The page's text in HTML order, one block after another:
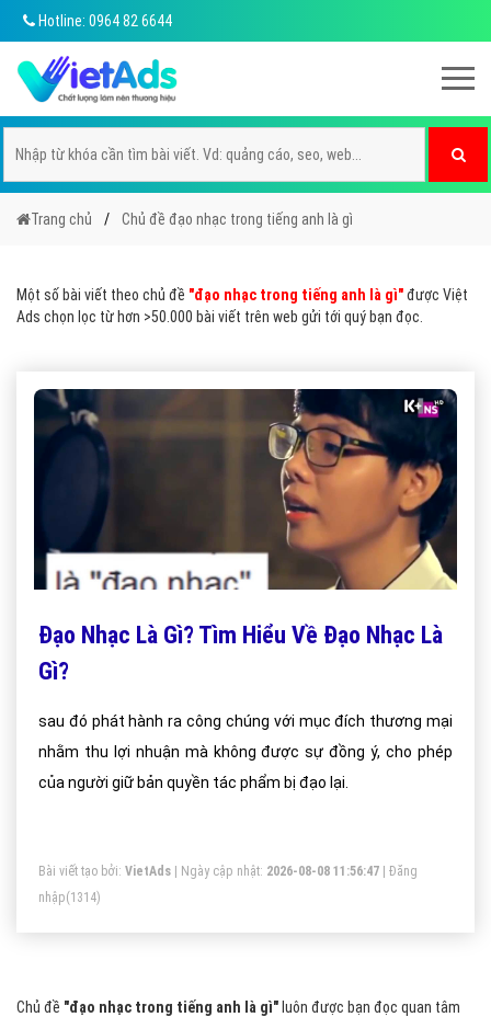
Hotline: 0964 82 6644
Trang chủ Chủ đề đạo nhạc trong tiếng anh là gì
Một số bài viết theo chủ đề "đạo nhạc trong tiếng anh là gì"được Việt
Ads chọn lọc từ hơn >50.000 bài viết trên web gửi tới quý bạn đọc.
Đạo Nhạc Là Gì? Tìm Hiểu Về Đạo Nhạc Là
Gì?
sau đó phát hành ra công chúng với mục đích thương mại
nhằm thu lợi nhuận mà không được sự đồng ý, cho phép
của người giữ bản quyền tác phẩm bị đạo lại.
Bài viết tạo bởi: VietAds | Ngày cập nhật: 2026-08-08 11:56:47
Đăng
nhập(1314)
Chủ đề "đạo nhạc trong tiếng anh là gì" luôn được bạn đọc quan tâm